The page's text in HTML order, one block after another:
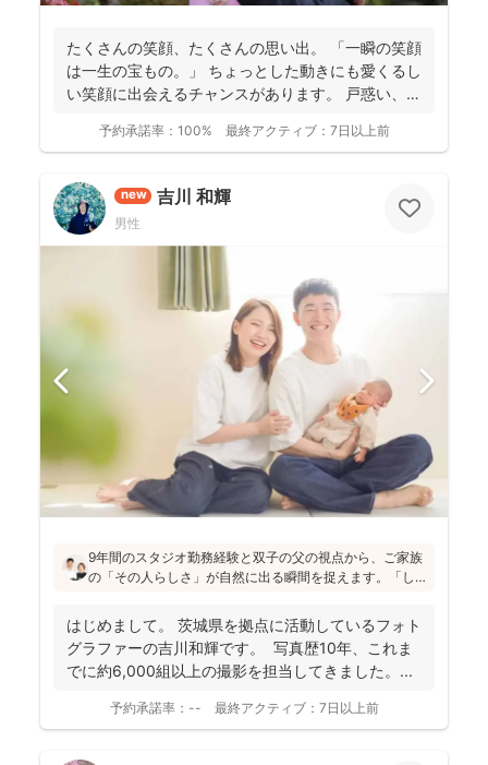
たくさんの笑顔、たくさんの思い出。 「一瞬の笑顔
は一生の宝もの。」 ちょっとした動きにも愛くるし
い笑顔に出会えるチャンスがあります。 戸惑い、笑
予約承諾率： 100% 最終アクティブ： 7日以上前
new 吉川 和輝
男性
9年間のスタジオ勤務経験と双子の父の視点から、ご家族
の「その人らしさ」が自然に出る瞬間を捉えます。「し
ても「楽しかった！」と気持ちがよみがえる写真を残す
ことを、心がけて活動されていらっしゃいます！
はじめまして。 茨城県を拠点に活動しているフォト
グラファーの吉川和輝です。 写真歴10年、これま
でに約6,000組以上の撮影を担当してきました。 ...
予約承諾率： -- 最終アクティブ： 7日以上前